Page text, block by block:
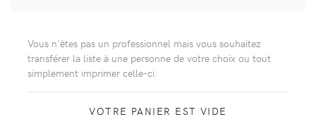
Vous n'êtes pas un professionnel mais vous souhaitez
transférer la liste à une personne de votre choix ou tout
simplement imprimer celle-ci.
VOTRE PANIER EST VIDE